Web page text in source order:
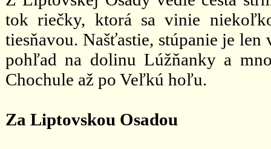
tok riečky, ktorá sa vinie
tiesňavou. Našťastie, stúpanie je
pohľad na dolinu Lúžňanky a
Chochule až po Veľkú hoľu.
Za Liptovskou Osadou